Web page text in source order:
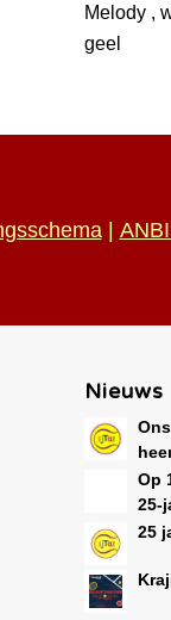
Melody ,
geel
|
Nieuws
Op
25-
25